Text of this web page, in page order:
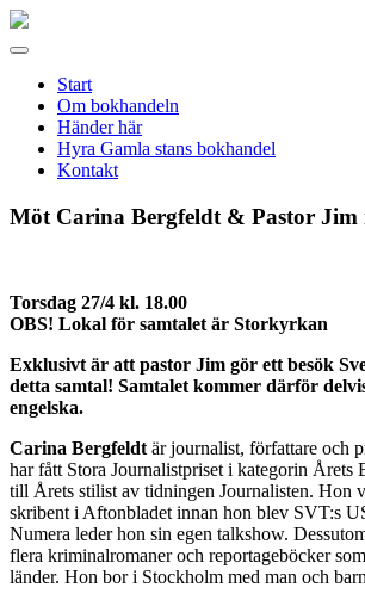
Gamla
Meny
Start
Om bokhandeln
Händer här
Hyra Gamla stans bokhandel
Kontakt
Möt Carina Bergfeldt & Pastor
Torsdag 27/4 kl. 18.00
OBS! Lokal för samtalet är Storkyrkan
Exklusivt är att pastor Jim gör ett besök
detta samtal! Samtalet kommer därför
engelska.
Carina Bergfeldtär journalist, författare och
har fått Stora Journalistpriset i kategorin Årets
till Årets stilist av tidningen Journalisten. Hon
skribent i Aftonbladet innan hon blev SVT:s
Numera leder hon sin egen talkshow.
flera kriminalromaner och reportageböcker
länder. Hon bor i Stockholm med man och